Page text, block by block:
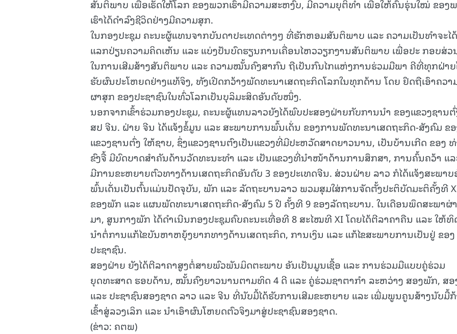
ສັນຕິພາບ ເພື່ອເຮັດໃຫ້ໂລກ ຂອງພວກເຮົາມີຄວາມສະຫງົບ, ມີຄວາມຍຸຕິທໍາ ເພື່ອໃຫ້ຄົນຮຸ່ນໃໝ່ ຂອງ
ເຮົາໄດ້ດໍາລົງຊີວິດຢ່າງມີຄວາມສຸກ.
ໃນກອງປະຊຸມ ຄະນະຜູ້ແທນຈາກບັນດາປະເທດຕ່າງໆ ທີ່ຮັກຫອມສັນຕິພາບ ແລະ ຄວາມເປັນທຳຈະໄດ້
ແລກປ່ຽນຄວາມຄິດເຫັນ ແລະ ແບ່ງປັນບົດຮຽນການເຄື່ອນໄຫວວຽກງານສັນຕິພາບ ເພື່ອປະ ກອບສ່ວ
ໃນການເສີມສ້າງສັນຕິພາບ ແລະ ຄວາມໝັ້ນຄົງສາກົນ ຖືເປັນກົນໄກແຫ່ງການຮ່ວມມືພາ ຄີທີ່ທຸກຝ່າຍ
ຮັບຜົນປະໂຫຍດຢ່າງແທ້ຈິງ, ທັງເປີດກວ້າງພັດທະນາເສດຖະກິດໂລກໃນທຸກດ້ານ ໂດຍ ຢຶດຖືເອົາຄວາ
ຜາສຸກ ຂອງປະຊາຊົນໃນທົ່ວໂລກເປັນບຸລິມະສິດອັນດັບໜຶ່ງ.
ນອກຈາກເຂົ້າຮ່ວມກອງປະຊຸມ, ຄະນະຜູ້ແທນລາວຍັງໄດ້ພົບປະສອງຝ່າຍກັບການນຳ ຂອງແຂວງຊານ
ສປ ຈີນ. ຝ່າຍ ຈີນ ໄດ້ແຈ້ງຂໍ້ມູນ ແລະ ສະພາບການພົ້ນເດັ່ນ ຂອງການພັດທະນາເສດຖະກິດ-ສັງຄົມ ຂ
ແຂວງຊານຕົ່ງ ໃຫ້ຊາບ, ຊຶ່ງແຂວງຊານຕົງເປັນແຂວງທີ່ມີປະຫວັດສາດຍາວນານ, ເປັນບ້ານເກີດ ຂອງ
ຂົງຈື້ ມີບົດບາດສໍາຄັນດ້ານວັດທະນະທໍາ ແລະ ເປັນແຂວງທີ່ນໍາໜ້າດ້ານການສຶກສາ, ການຄົ້ນຄວ້າ ແ
ມີການຂະຫຍາຍຕົວທາງດ້ານເສດຖະກິດອັນດັບ 3 ຂອງປະເທດຈີນ. ສ່ວນຝ່າຍ ລາວ ກໍໄດ້ແຈ້ງສະພາບ
ພົ້ນເດັ່ນເປັນຕົ້ນແມ່ນປັດຈຸບັນ, ພັກ ແລະ ລັດຖະບານລາວ ພວມສຸມໃສ່ການຈັດຕັ້ງປະຕິບັດມະຕິຄັ້ງທີ
ຂອງພັກ ແລະ ແຜນພັດທະນາເສດຖະກິດ-ສັງຄົມ 5 ປີ ຄັ້ງທີ 9 ຂອງລັດຖະບານ. ໃນເດືອນພຶດສະພາຜ່
ມາ, ສູນກາງພັກ ໄດ້ດໍາເນີນກອງປະຊຸມຄົບຄະນະເທື່ອທີ 8 ສະໄໝທີ XI ໂດຍໄດ້ຕີລາຄາຄືນ ແລະ ໃຫ້ທິ
ນໍາຕໍ່ການແກ້ໄຂບັນຫາຫຍຸ້ງຍາກທາງດ້ານເສດຖະກິດ, ການເງິນ ແລະ ແກ້ໄຂສະພາບການເປັນຢູ່ ຂອງ
ປະຊາຊົນ.
ສອງຝ່າຍ ຍັງໄດ້ຕີລາຄາສູງຕໍ່ສາຍພົວພັນມິດຕະພາບ ອັນເປັນມູນເຊື້ອ ແລະ ການຮ່ວມມືແບບຄູ່ຮ່ວມ
ຍຸດທະສາດ ຮອບດ້ານ, ໝັ້ນຄົງຍາວນານຕາມທິດ 4 ດີ ແລະ ຄູ່ຮ່ວມຊາຕາກຳ ລະຫວ່າງ ສອງພັກ, ສອ
ແລະ ປະຊາຊົນສອງຊາດ ລາວ ແລະ ຈີນ ທີ່ນັບມື້ໄດ້ຮັບການເສີມຂະຫຍາຍ ແລະ ເພີ່ມພູນຄູນສ້າງນັບມື້
ເຂົ້າສູ່ລວງເລິກ ແລະ ນໍາເອົາຜົນໂຫຍດຕົວຈິງມາສູ່ປະຊາຊົນສອງຊາດ.
(ຂ່າວ: ຄຕພ)